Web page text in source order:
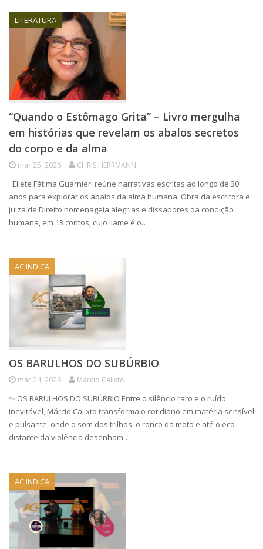
LITERATURA
“Quando o Estômago Grita” – Livro mergulha
em histórias que revelam os abalos secretos
do corpo e da alma
mar 25, 2026 CHRIS HERRMANN
Eliete Fátima Guarnieri reúne narrativas escritas ao longo de 30
anos para explorar os abalos da alma humana. Obra da escritora e
juíza de Direito homenageia alegrias e dissabores da condição
humana, em 13 contos, cujo liame é o…
AC INDICA
OS BARULHOS DO SUBÚRBIO
mar 24, 2026 Márcio Calixto
✨ OS BARULHOS DO SUBÚRBIO Entre o silêncio raro e o ruído
inevitável, Márcio Calixto transforma o cotidiano em matéria sensível
e pulsante, onde o som dos trilhos, o ronco da moto e até o eco
distante da violência desenham…
AC INDICA